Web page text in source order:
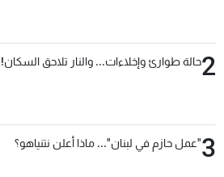
2حالة طوارئ وإخلاءات... والنار تلاحق السكان!
3"عمل حازم في لبنان"... ماذا أعلن نتنياهو؟